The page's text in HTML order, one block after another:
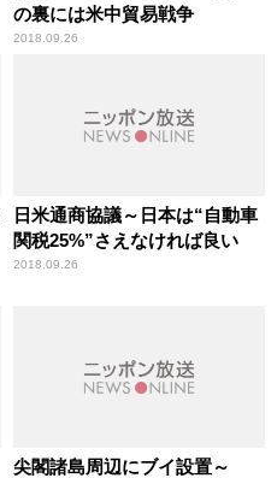
の裏には米中貿易戦争
2018.09.26
日米通商協議～日本は“自動車
関税25%”さえなければ良い
2018.09.26
尖閣諸島周辺にブイ設置～